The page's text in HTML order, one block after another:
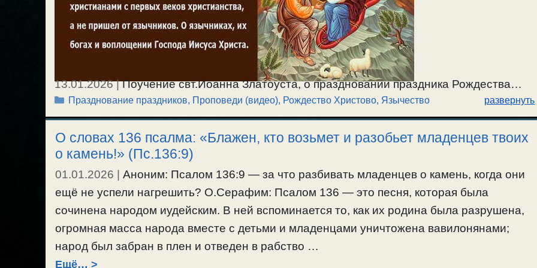
13.01.2026|Поучение свт.Иоанна Златоуста, о праздновании праздника Рождества
Христова 25 декабря, по старому стилю. Доказательства того, что праздник Рождества
Христова был празднуем христианами с первых веков христианства, а не пришел от
язычников. О тех, которые говорят, что душа частица Бога. О язычниках, их богах и
воплощении Господа Иисуса Христа.
Праздник Рождества Христова. / 11.01.2026.
Рубрики
Празднование праздников, Проповеди (видео), Рождество Христово, Язычество развернуть
О словах 136 псалма: «Блажен, кто возьмет и разобьет младенцев твоих
о камень!» (Пс.136:9)
01.01.2026 | Аноним: Псалом 136:9 — за что разбивать младенцев о камень, когда они
ещё не успели нагрешить? О.Серафим: Псалом 136 — это песня, которая была
сочинена народом иудейским. В ней вспоминается то, как их родина была разрушена,
огромная масса народа вместе с детьми и младенцами уничтожена вавилонянами;
народ был забран в плен и отведен в рабство …
Ещё…